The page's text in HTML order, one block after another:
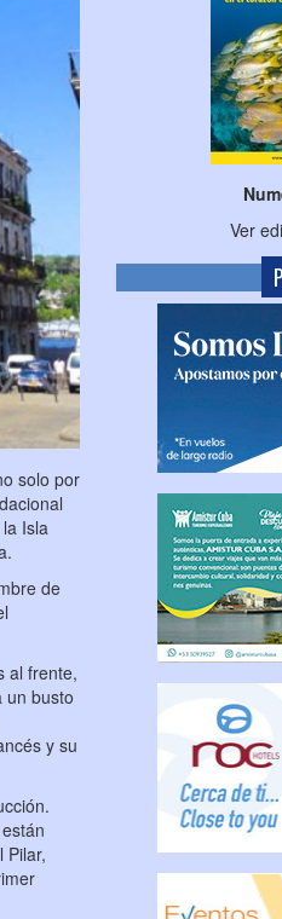
solo por
Isla
de
al frente,
un busto
y su
Pilar,
Ver